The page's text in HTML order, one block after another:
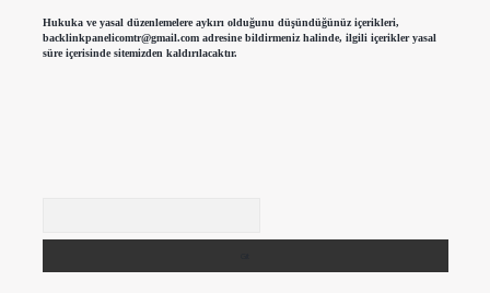
Hukuka ve yasal düzenlemelere aykırı olduğunu düşündüğünüz içerikleri,
backlinkpanelicomtr@gmail.comadresine bildirmeniz halinde, ilgili içerikler yasal
süre içerisinde sitemizden kaldırılacaktır.